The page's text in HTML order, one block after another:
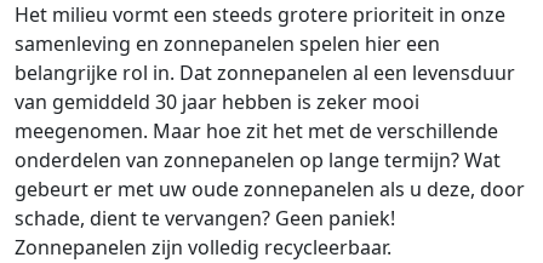
Het milieu vormt een steeds grotere prioriteit in onze
samenleving en zonnepanelen spelen hier een
belangrijke rol in. Dat zonnepanelen al een levensduur
van gemiddeld 30 jaar hebben is zeker mooi
meegenomen. Maar hoe zit het met de verschillende
onderdelen van zonnepanelen op lange termijn? Wat
gebeurt er met uw oude zonnepanelen als u deze, door
schade, dient te vervangen? Geen paniek!
Zonnepanelen zijn volledig recycleerbaar.